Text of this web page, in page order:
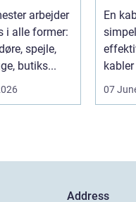
arbejder
i alle former:
spejle,
butiks...
En
07
Address